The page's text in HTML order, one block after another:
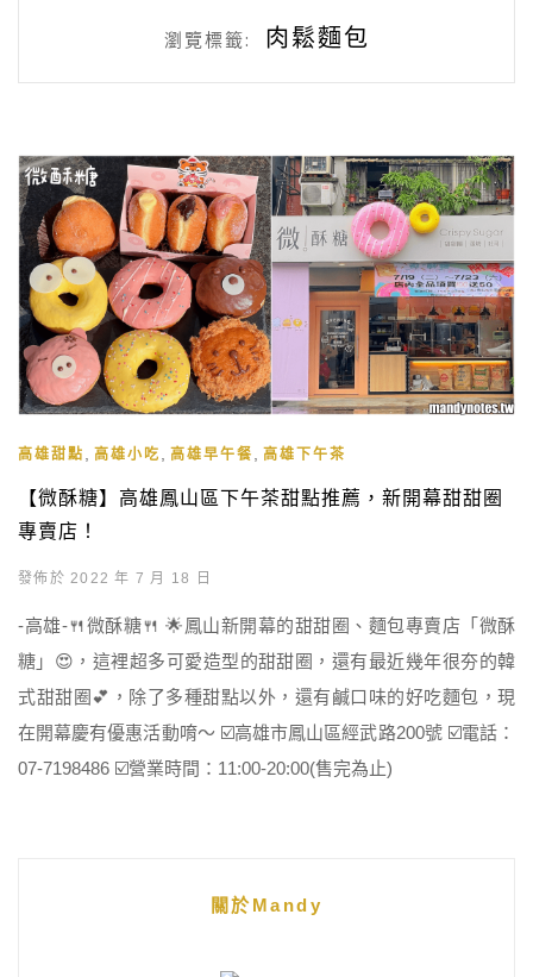
瀏覽標籤: 肉鬆麵包
高雄甜點 , 高雄小吃 , 高雄早午餐 , 高雄下午茶
【微酥糖】高雄鳳山區下午茶甜點推薦，新開幕甜甜圈
專賣店！
發佈於 2022 年 7 月 18 日
-高雄-🍴微酥糖🍴 🌟鳳山新開幕的甜甜圈、麵包專賣店「微酥
糖」😍，這裡超多可愛造型的甜甜圈，還有最近幾年很夯的韓
式甜甜圈💕，除了多種甜點以外，還有鹹口味的好吃麵包，現
在開幕慶有優惠活動唷～ ☑️高雄市鳳山區經武路200號 ☑️電話：
07-7198486 ☑️營業時間：11:00-20:00(售完為止)
關於Mandy